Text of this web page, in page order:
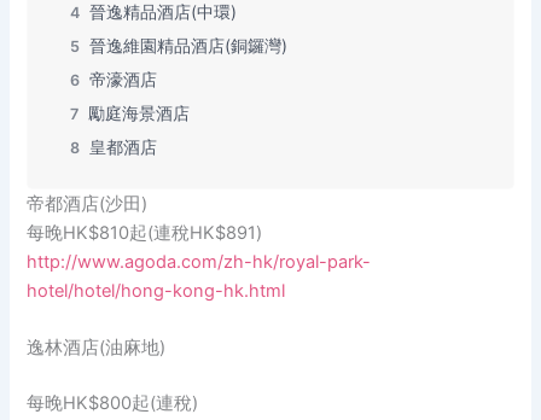
4 晉逸精品酒店(中環)
5 晉逸維園精品酒店(銅鑼灣)
6 帝濠酒店
7 勵庭海景酒店
8 皇都酒店
帝都酒店(沙田)
每晚HK$810起(連稅HK$891)
http://www.agoda.com/zh-hk/royal-park-
hotel/hotel/hong-kong-hk.html
逸林酒店(油麻地)
每晚HK$800起(連稅)